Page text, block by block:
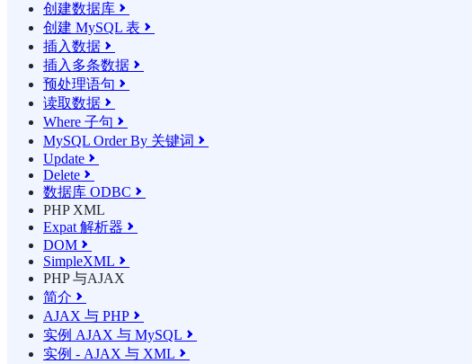
创建数据库 
创建 MySQL 表 
插入数据 
插入多条数据 
预处理语句 
读取数据 
Where 子句 
MySQL Order By 关键词 
Update 
Delete 
数据库 ODBC 
PHP XML
Expat 解析器 
DOM 
SimpleXML 
PHP 与AJAX
简介 
AJAX 与 PHP 
实例 AJAX 与 MySQL 
实例 - AJAX 与 XML 